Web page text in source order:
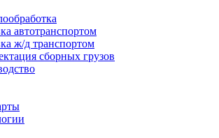
автотранспортом
ж/д транспортом
сборных грузов